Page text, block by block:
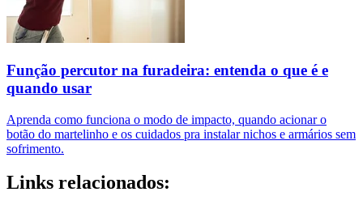
Função percutor na furadeira: entenda o que é e
quando usar
Aprenda como funciona o modo de impacto, quando acionar o
botão do martelinho e os cuidados pra instalar nichos e armários sem
sofrimento.
Links relacionados: